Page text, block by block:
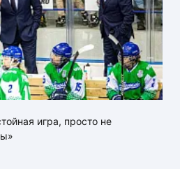
игра, просто не